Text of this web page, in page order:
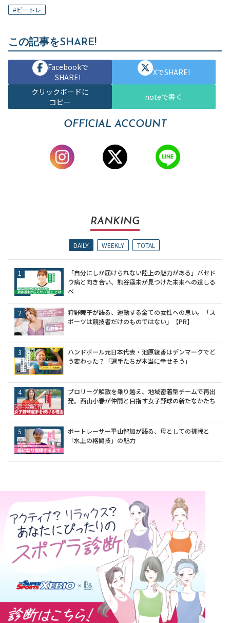
#ビートレ
この記事をSHARE!
Facebookで
SHARE!
XでSHARE!
クリックボードに
コピー
noteで書く
OFFICIAL ACCOUNT
RANKING
DAILY WEEKLY TOTAL
「自分にしか届けられない陸上の魅力がある」バセド
ウ病と向き合い、熊谷遥未が見つけた未来への道しる
べ
狩野舞子が語る、運動する全ての女性への思い。「ス
ポーツは競技者だけのものではない」【PR】
ハンドボール元日本代表・池原綾香はデンマークでど
う変わった？「選手たちが本当に幸せそう」
プロリーグ解散を乗り越え、地域密着型チームで再出
発。西山小春が仲間と目指す女子野球の新たなかたち
ボートレーサー平山智加が語る、母としての挑戦と
「水上の格闘技」の魅力